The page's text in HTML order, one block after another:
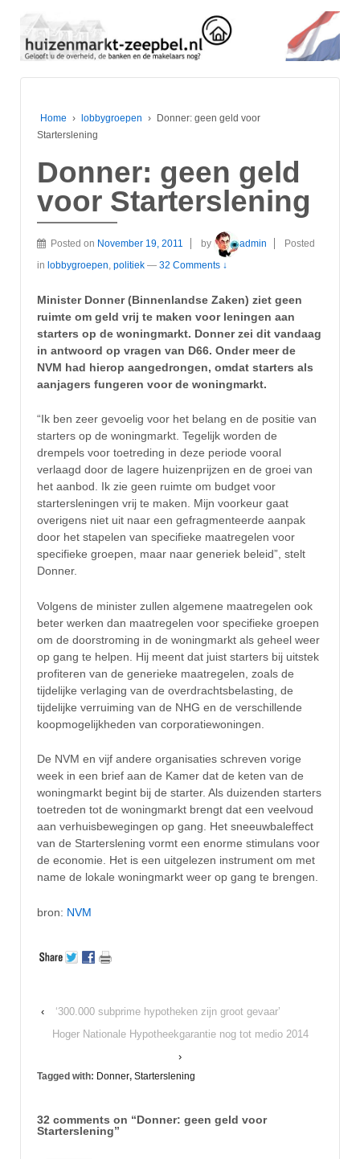
Home › lobbygroepen ›
Donner: geen geld voor
Starterslening
Donner: geen geld
voor Starterslening
Posted on November 19, 2011 by admin
Posted
in lobbygroepen politiek — 32 Comments ↓
Minister Donner (Binnenlandse Zaken) ziet geen
ruimte om geld vrij te maken voor leningen aan
starters op de woningmarkt. Donner zei dit vandaag
in antwoord op vragen van D66. Onder meer de
NVM had hierop aangedrongen, omdat starters als
aanjagers fungeren voor de woningmarkt.
“Ik ben zeer gevoelig voor het belang en de positie van
starters op de woningmarkt. Tegelijk worden de
drempels voor toetreding in deze periode vooral
verlaagd door de lagere huizenprijzen en de groei van
het aanbod. Ik zie geen ruimte om budget voor
startersleningen vrij te maken. Mijn voorkeur gaat
overigens niet uit naar een gefragmenteerde aanpak
door het stapelen van specifieke maatregelen voor
specifieke groepen, maar naar generiek beleid”, stelt
Donner.
Volgens de minister zullen algemene maatregelen ook
beter werken dan maatregelen voor specifieke groepen
om de doorstroming in de woningmarkt als geheel weer
op gang te helpen. Hij meent dat juist starters bij uitstek
profiteren van de generieke maatregelen, zoals de
tijdelijke verlaging van de overdrachtsbelasting, de
tijdelijke verruiming van de NHG en de verschillende
koopmogelijkheden van corporatiewoningen.
De NVM en vijf andere organisaties schreven vorige
week in een brief aan de Kamer dat de keten van de
woningmarkt begint bij de starter. Als duizenden starters
toetreden tot de woningmarkt brengt dat een veelvoud
aan verhuisbewegingen op gang. Het sneeuwbaleffect
van de Starterslening vormt een enorme stimulans voor
de economie. Het is een uitgelezen instrument om met
name de lokale woningmarkt weer op gang te brengen.
bron: NVM
‹
‘300.000 subprime hypotheken zijn groot gevaar’
Hoger Nationale Hypotheekgarantie nog tot medio 2014
›
Tagged with: Donner, Starterslening
32 comments on “Donner: geen geld voor
Starterslening”